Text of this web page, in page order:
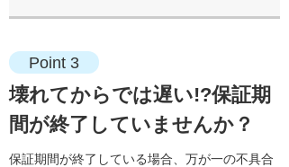
Point 3
壊れてからでは遅い!?保証期
間が終了していませんか？
保証期間が終了している場合、万が一の不具合